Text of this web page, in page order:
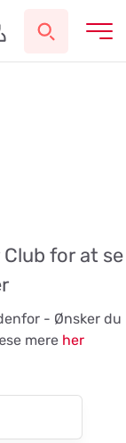
for at se
- Ønsker du
mere her